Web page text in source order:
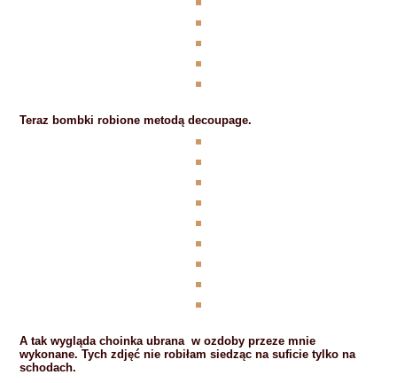
Teraz bombki robione metodą decoupage.
A tak wygląda choinka ubrana w ozdoby przeze mnie
wykonane. Tych zdjęć nie robiłam siedząc na suficie tylko na
schodach.